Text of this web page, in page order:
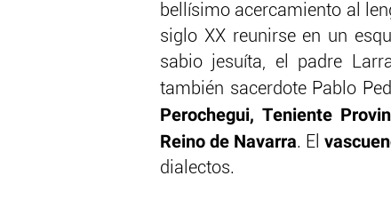
bellísimo acercamiento al
siglo XX reunirse en un
sabio jesuíta, el padre
también sacerdote Pablo
Perochegui, Teniente
Reino de Navarra. El
dialectos.